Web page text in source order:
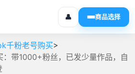
👤 商品选择
千粉老号购买>
带1000+粉丝，已发少量作品，自